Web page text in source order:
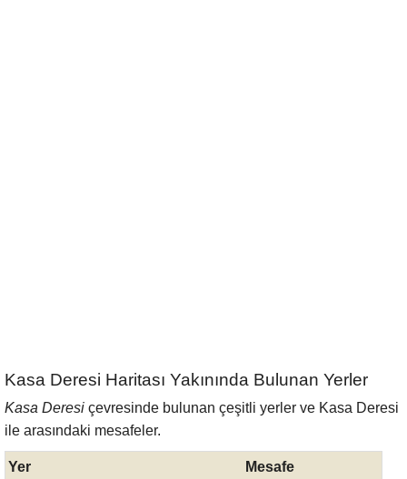
Kasa Deresi Haritası Yakınında Bulunan Yerler
Kasa Deresi çevresinde bulunan çeşitli yerler ve Kasa Deresi
ile arasındaki mesafeler.
Yer
Mesafe